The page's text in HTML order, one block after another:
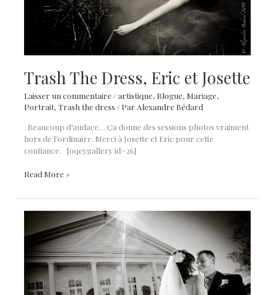
Trash The Dress, Eric et Josette
Laisser un commentaire /artistique, Blogue, Mariage,
Portrait,Trash the dress / Par Alexandre Bédard
Beaucoup d’audace… Ça donne des sessions photos vraiment
hors de l’ordinaire. Merci à Josette et Eric pour cette
confiance. [oqeygallery id=26]
Trash
Dress,
Eric
Josette
Read More »